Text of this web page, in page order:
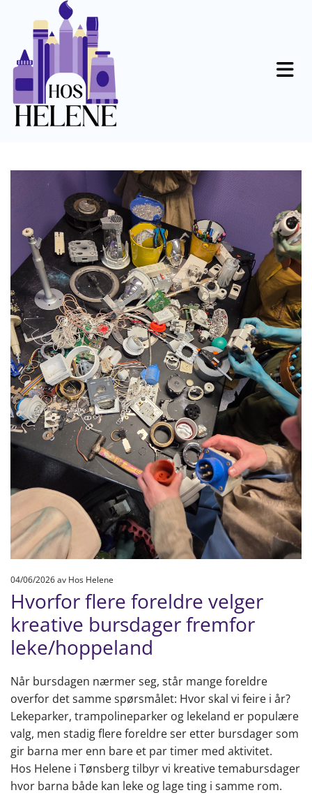
04/06/2026av Hos Helene
Hvorfor flere foreldre velger
kreative bursdager fremfor
leke/hoppeland
Når bursdagen nærmer seg, står mange foreldre
overfor det samme spørsmålet: Hvor skal vi feire i år?
Lekeparker, trampolineparker og lekeland er populære
valg, men stadig flere foreldre ser etter bursdager som
gir barna mer enn bare et par timer med aktivitet.
Hos Helene i Tønsberg tilbyr vi kreative temabursdager
hvor barna både kan leke og lage ting i samme rom.